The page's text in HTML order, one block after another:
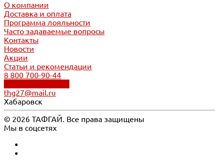
О компании
Доставка и оплата
Программа лояльности
Часто задаваемые вопросы
Контакты
Новости
Акции
Статьи и рекомендации
8 800 700-90-44
thg27@mail.ru
Хабаровск
© 2026 ТАФГАЙ. Все права защищены
Мы в соцсетях